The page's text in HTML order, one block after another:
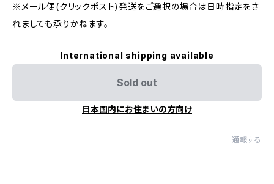
※メール便(クリックポスト)発送をご選択の場合は日時指定をさ
れましても承りかねます。
International shipping available
Sold out
日本国内にお住まいの方向け
通報する